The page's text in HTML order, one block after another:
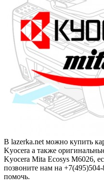
В lazerka.net можно купить
Kyocera а также
Kyocera Mita Ecosys M6026,
позвоните нам на
помочь.